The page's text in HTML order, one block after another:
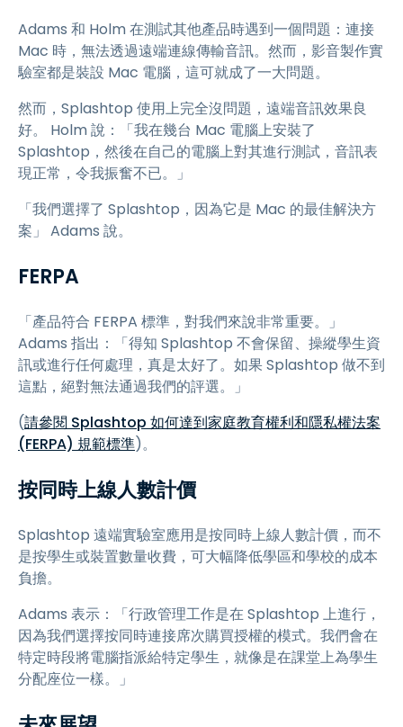
Adams 和 Holm 在測試其他產品時遇到一個問題：連接
Mac 時，無法透過遠端連線傳輸音訊。然而，影音製作實
驗室都是裝設 Mac 電腦，這可就成了一大問題。
然而，Splashtop 使用上完全沒問題，遠端音訊效果良
好。 Holm 說：「我在幾台 Mac 電腦上安裝了
Splashtop，然後在自己的電腦上對其進行測試，音訊表
現正常，令我振奮不已。」
「我們選擇了 Splashtop，因為它是 Mac 的最佳解決方
案」 Adams 說。
FERPA
「產品符合 FERPA 標準，對我們來說非常重要。」
Adams 指出：「得知 Splashtop 不會保留、操縱學生資
訊或進行任何處理，真是太好了。如果 Splashtop 做不到
這點，絕對無法通過我們的評選。」
(請參閱 Splashtop 如何達到家庭教育權利和隱私權法案
(FERPA) 規範標準)。
按同時上線人數計價
Splashtop 遠端實驗室應用是按同時上線人數計價，而不
是按學生或裝置數量收費，可大幅降低學區和學校的成本
負擔。
Adams 表示：「行政管理工作是在 Splashtop 上進行，
因為我們選擇按同時連接席次購買授權的模式。我們會在
特定時段將電腦指派給特定學生，就像是在課堂上為學生
分配座位一樣。」